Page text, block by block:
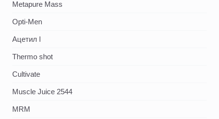
Metapure Mass
Opti-Men
Ацетил l
Thermo shot
Cultivate
Muscle Juice 2544
MRM